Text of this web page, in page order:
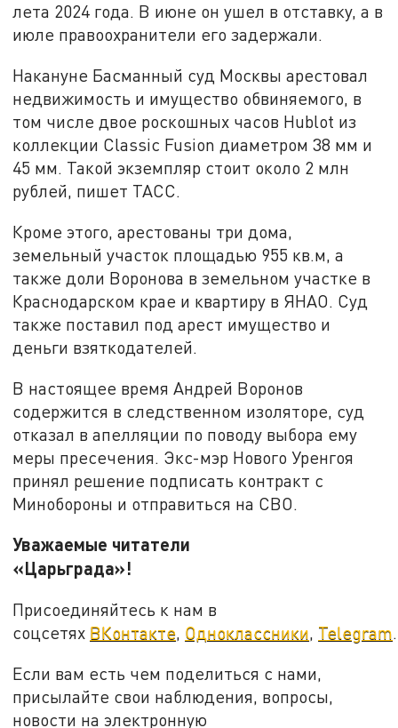
лета 2024 года. В июне он ушел в отставку, а в
июле правоохранители его задержали.
Накануне Басманный суд Москвы арестовал
недвижимость и имущество обвиняемого, в
том числе двое роскошных часов Hublot из
коллекции Classic Fusion диаметром 38 мм и
45 мм. Такой экземпляр стоит около 2 млн
рублей, пишет ТАСС.
Кроме этого, арестованы три дома,
земельный участок площадью 955 кв.м, а
также доли Воронова в земельном участке в
Краснодарском крае и квартиру в ЯНАО. Суд
также поставил под арест имущество и
деньги взяткодателей.
В настоящее время Андрей Воронов
содержится в следственном изоляторе, суд
отказал в апелляции по поводу выбора ему
меры пресечения. Экс-мэр Нового Уренгоя
принял решение подписать контракт с
Минобороны и отправиться на СВО.
Уважаемые читатели
«Царьграда»!
Присоединяйтесь к нам в
соцсетях ВКонтакте, Одноклассники, Telegram.
Если вам есть чем поделиться с нами,
присылайте свои наблюдения, вопросы,
новости на электронную